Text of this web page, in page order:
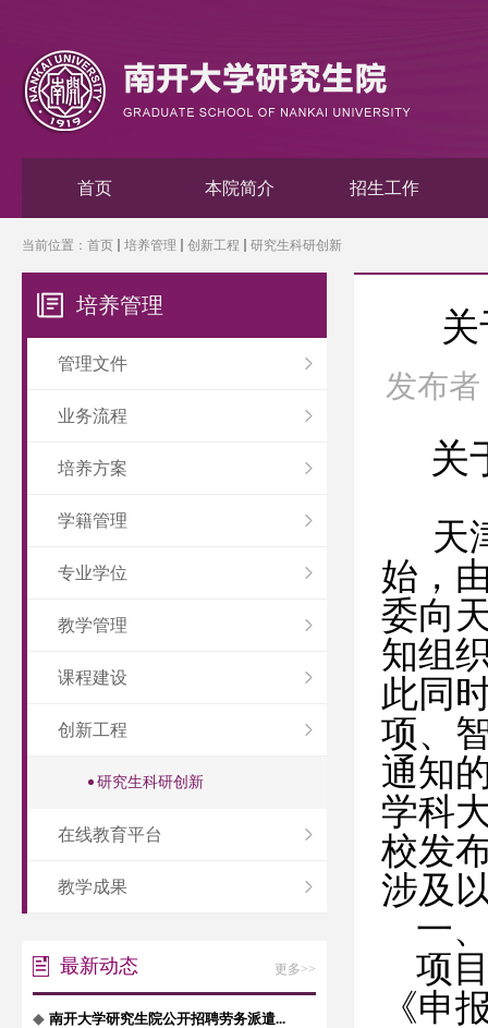
首页 本院简介 招生工作
当前位置： 首页 培养管理 创新工程 研究生科研创新
培养管理
管理文件
业务流程
培养方案
学籍管理
专业学位
教学管理
课程建设
创新工程
研究生科研创新
在线教育平台
教学成果
最新动态 更多>>
◆ 南开大学研究生院公开招聘劳务派遣...
发布
关
天
始，
委向
知组
此同
项、
通知
学科
校发
涉及
一
项
《申